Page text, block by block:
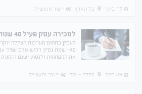
17 ביוני כל הארץ ייצור ותעשייה
למכירה עסק פעיל 40 שנות מוניטין
לעסק בתחום מערכות הצללה
40- שנות נסיון דרוש אדם עמיד
את המפתחות ולנסוע ישנם
09 ביוני רמלה - לוד ייצור ותעשייה